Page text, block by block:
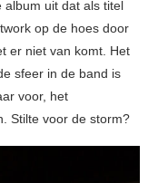
album uit dat als titel
op de hoes door
er niet van komt. Het
sfeer in de band is
voor, het
Stilte voor de storm?